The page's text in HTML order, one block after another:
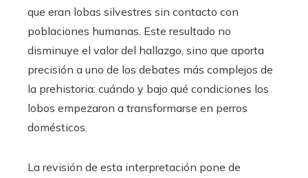
que eran lobas silvestres sin contacto con
poblaciones humanas. Este resultado no
disminuye el valor del hallazgo, sino que aporta
precisión a uno de los debates más complejos de
la prehistoria: cuándo y bajo qué condiciones los
lobos empezaron a transformarse en perros
domésticos.
La revisión de esta interpretación pone de